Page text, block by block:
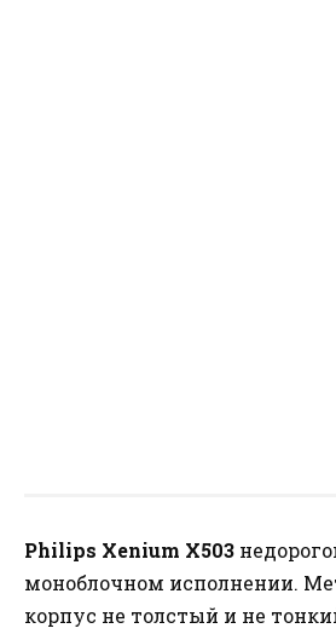
Philips Xenium X503
моноблочном исполнении.
корпус не толстый и не